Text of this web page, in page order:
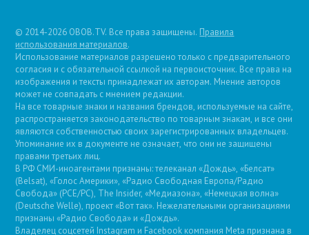
© 2014-2026 OBOB.TV. Все права защищены. Правила
использования материалов.
Использование материалов разрешено только с предварительного
согласия и с обязательной ссылкой на первоисточник. Все права на
изображения и тексты принадлежат их авторам. Мнение авторов
может не совпадать с мнением редакции.
На все товарные знаки и названия брендов, используемые на сайте,
распространяется законодательство по товарным знакам, и все они
являются собственностью своих зарегистрированных владельцев.
Упоминание их в документе не означает, что они не защищены
правами третьих лиц.
В РФ СМИ-иноагентами признаны: телеканал «Дождь», «Белсат»
(Belsat), «Голос Америки», «Радио Свободная Европа/Радио
Свобода» (PCE/PC), The Insider, «Медиазона», «Немецкая волна»
(Deutsche Welle), проект «Вот так». Нежелательными организациями
признаны «Радио Свобода» и «Дождь».
Владелец соцсетей Instagram и Facebook компания Metа признана в